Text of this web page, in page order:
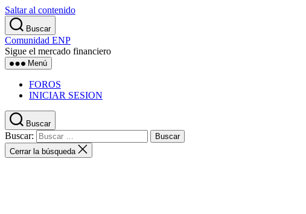
Saltar al contenido
Buscar
Comunidad ENP
Sigue el mercado financiero
Menú
FOROS
INICIAR SESION
Buscar
Buscar:
Cerrar la búsqueda